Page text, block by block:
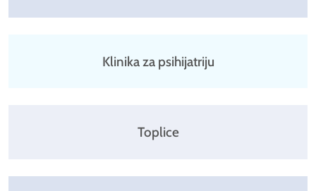
Klinika za psihijatriju
Toplice